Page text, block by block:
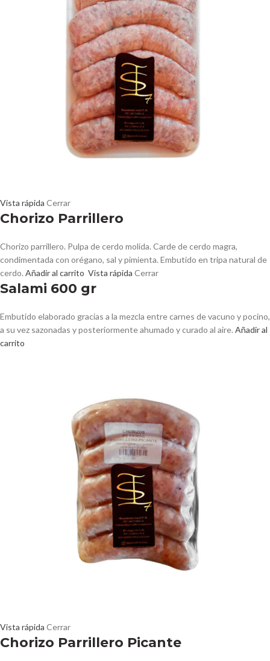
Vista rápida Cerrar
Chorizo Parrillero
Chorizo parrillero. Pulpa de cerdo molida. Carde de cerdo magra,
condimentada con orégano, sal y pimienta. Embutido en tripa natural de
cerdo. Añadir al carrito Vista rápida Cerrar
Salami 600 gr
Embutido elaborado gracias a la mezcla entre carnes de vacuno y pocino,
a su vez sazonadas y posteriormente ahumado y curado al aire. Añadir al
carrito
Vista rápida Cerrar
Chorizo Parrillero Picante